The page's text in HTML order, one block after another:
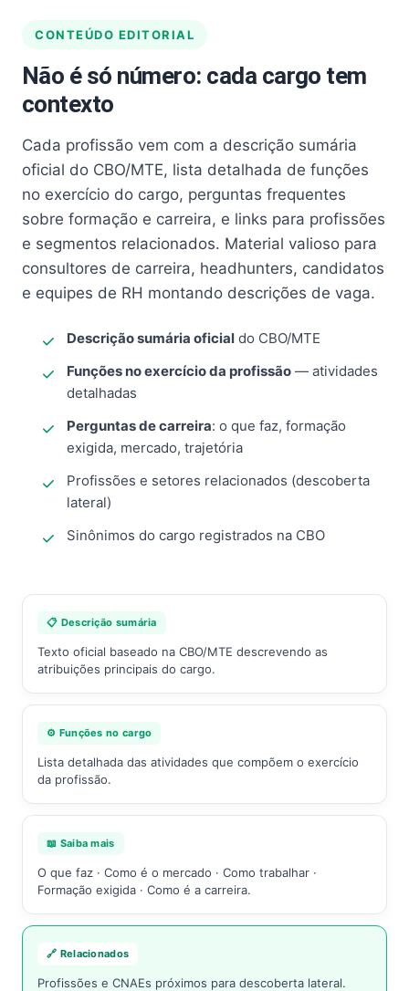
CONTEÚDO EDITORIAL
Não é só número: cada cargo tem
contexto
Cada profissão vem com a descrição sumária
oficial do CBO/MTE, lista detalhada de funções
no exercício do cargo, perguntas frequentes
sobre formação e carreira, e links para profissões
e segmentos relacionados. Material valioso para
consultores de carreira, headhunters, candidatos
e equipes de RH montando descrições de vaga.
Descrição sumária oficial do CBO/MTE
Funções no exercício da profissão — atividades
detalhadas
Perguntas de carreira: o que faz, formação
exigida, mercado, trajetória
Profissões e setores relacionados (descoberta
lateral)
Sinônimos do cargo registrados na CBO
📋 Descrição sumária
Texto oficial baseado na CBO/MTE descrevendo as
atribuições principais do cargo.
⚙️ Funções no cargo
Lista detalhada das atividades que compõem o exercício
da profissão.
📖 Saiba mais
O que faz · Como é o mercado · Como trabalhar ·
Formação exigida · Como é a carreira.
🔗 Relacionados
Profissões e CNAEs próximos para descoberta lateral.